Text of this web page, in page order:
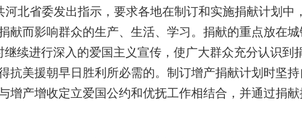
北省委发出指示，要求各地在制订和实施捐献计划中
献而影响群众的生产、生活、学习。捐献的重点放在
续进行深入的爱国主义宣传，使广大群众充分认识到
抗美援朝早日胜利所必需的。制订增产捐献计划时坚
增产增收定立爱国公约和优抚工作相结合，并通过捐